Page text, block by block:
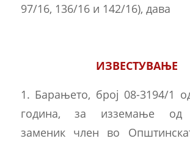
97/16, 136/16 и 142/16), дава
ИЗВЕСТУВАЊЕ
1. Барањето, број 08-3194/1
година, за изземање од
заменик член во